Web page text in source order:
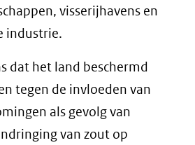
visserijhavens en
industrie.
dat het land beschermd
tegen de invloeden van
als gevolg van
van zout op